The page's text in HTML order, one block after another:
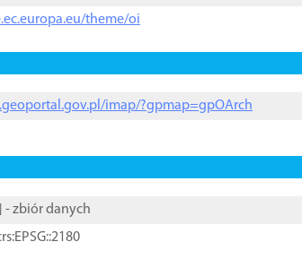
theme/oi
imap/?gpmap=gpOArch
] - zbiór danych